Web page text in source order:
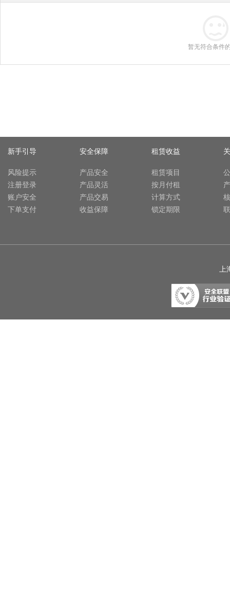
暂无符合条件
新手引导
风险提示
注册登录
账户安全
下单支付
安全保障
产品安全
产品灵活
产品交易
收益保障
租赁收益
租赁项目
按月付租
计算方式
锁定期限